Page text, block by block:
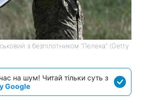
з безпілотником "Лелека" (Getty
на шум! Читай тільки суть з
Google